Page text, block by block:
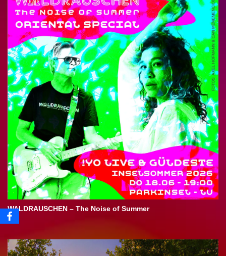
WALDRAUSCHEN – The Noise of Summer